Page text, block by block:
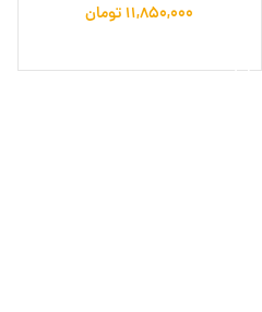
۱۱,۸۵۰,۰۰۰ تومان